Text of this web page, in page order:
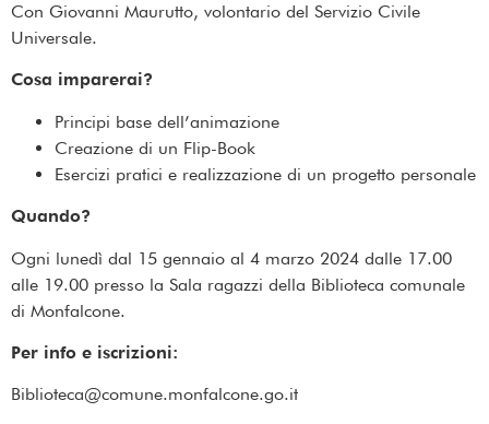
Con Giovanni Maurutto, volontario del Servizio Civile
Universale.
Cosa imparerai?
Principi base dell’animazione
Creazione di un Flip-Book
Esercizi pratici e realizzazione di un progetto personale
Quando?
Ogni lunedì dal 15 gennaio al 4 marzo 2024 dalle 17.00
alle 19.00 presso la Sala ragazzi della Biblioteca comunale
di Monfalcone.
Per info e iscrizioni:
Biblioteca@comune.monfalcone.go.it